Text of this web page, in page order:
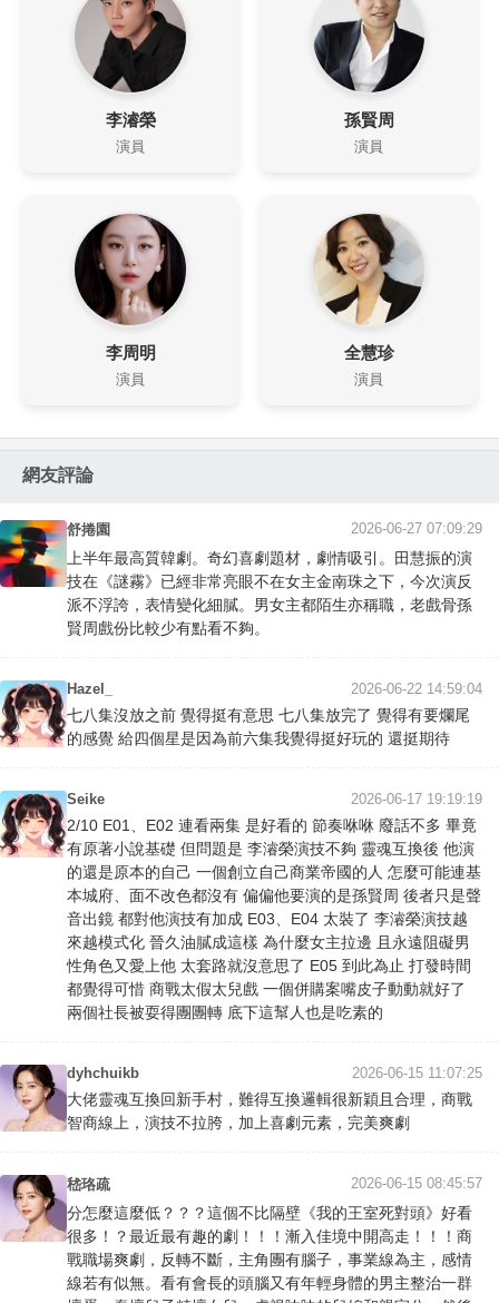
李濬榮
演員
孫賢周
演員
李周明
演員
全慧珍
演員
網友評論
舒捲園 2026-06-27 07:09:29
上半年最高質韓劇。奇幻喜劇題材，劇情吸引。田慧振的演
技在《謎霧》已經非常亮眼不在女主金南珠之下，今次演反
派不浮誇，表情變化細膩。男女主都陌生亦稱職，老戲骨孫
賢周戲份比較少有點看不夠。
Hazel_ 2026-06-22 14:59:04
七八集沒放之前 覺得挺有意思 七八集放完了 覺得有要爛尾
的感覺 給四個星是因為前六集我覺得挺好玩的 還挺期待
Seike 2026-06-17 19:19:19
2/10 E01、E02 連看兩集 是好看的 節奏咻咻 廢話不多 畢竟
有原著小說基礎 但問題是 李濬榮演技不夠 靈魂互換後 他演
的還是原本的自己 一個創立自己商業帝國的人 怎麼可能連基
本城府、面不改色都沒有 偏偏他要演的是孫賢周 後者只是聲
音出鏡 都對他演技有加成 E03、E04 太裝了 李濬榮演技越
來越模式化 晉久油膩成這樣 為什麼女主拉邊 且永遠阻礙男
性角色又愛上他 太套路就沒意思了 E05 到此為止 打發時間
都覺得可惜 商戰太假太兒戲 一個併購案嘴皮子動動就好了
兩個社長被耍得團團轉 底下這幫人也是吃素的
dyhchuikb 2026-06-15 11:07:25
大佬靈魂互換回新手村，難得互換邏輯很新穎且合理，商戰
智商線上，演技不拉胯，加上喜劇元素，完美爽劇
嵇珞疏 2026-06-15 08:45:57
分怎麼這麼低？？？這個不比隔壁《我的王室死對頭》好看
很多！？最近最有趣的劇！！！漸入佳境中開高走！！！商
戰職場爽劇，反轉不斷，主角團有腦子，事業線為主，感情
線若有似無。看有會長的頭腦又有年輕身體的男主整治一群